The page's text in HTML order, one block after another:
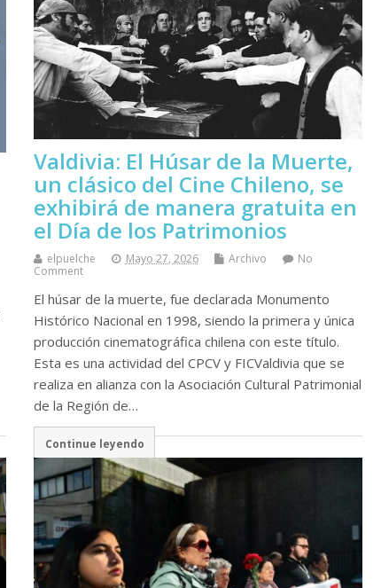
Valdivia: El Húsar de la Muerte,
un clásico del Cine Chileno, se
exhibirá de manera gratuita en
el Día de los Patrimonios
elpuelche Mayo 27, 2026 Archivo
No
Comment
El húsar de la muerte, fue declarada Monumento
Histórico Nacional en 1998, siendo la primera y única
producción cinematográfica chilena con este título.
Esta es una actividad del CPCV y FICValdivia que se
realiza en alianza con la Asociación Cultural Patrimonial
de la Región de…
Continue leyendo